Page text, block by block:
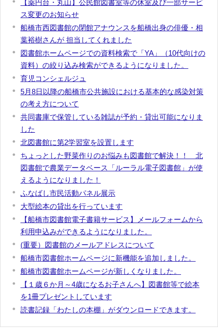
【薬円台・丸山】公民館図書室等の休室及び一部サービ
ス変更のお知らせ
船橋市西図書館の閉館アナウンスを船橋出身の俳優・相
葉裕樹さんが 担当してくれました
図書館ホームページでの資料検索で「YA」（10代向けの
資料）の絞り込み検索ができるようになりました。
育児コンシェルジュ
5月8日以降の船橋市公共施設における基本的な感染対策
の考え方について
共同書庫で保管している雑誌が予約・貸出可能になりま
した
北図書館に第2学習室を設置します
ちょっとした野菜作りのお悩みも図書館で解決！！ 北
図書館で農業データベース「ルーラル電子図書館」が使
えるようになりました！
ふなばし市民活動パネル展示
大型絵本の貸出を行っています
【船橋市図書館電子書籍サービス】メールフォームから
利用申込みができるようになりました。
(重要）図書館のメールアドレスについて
船橋市図書館ホームページに新機能を追加しました。
船橋市図書館ホームページが新しくなりました。
【１歳６か月～4歳になるお子さんへ】図書館等で絵本
を1冊プレゼントしています
読書記録「わたしの本棚」がダウンロードできます。